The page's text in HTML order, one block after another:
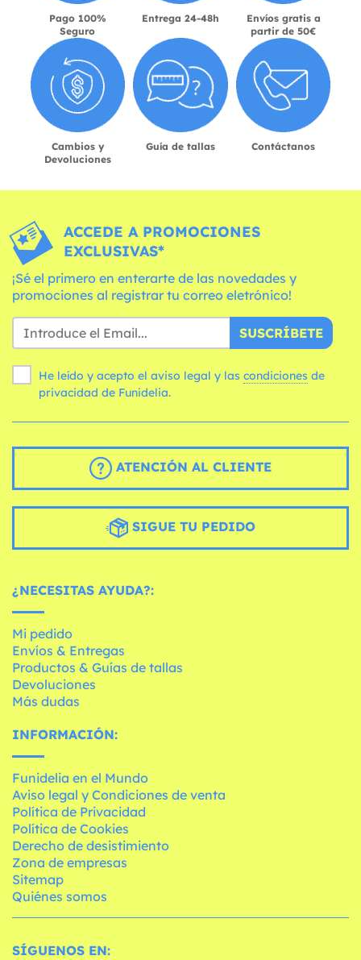
Pago 100%
Seguro
Entrega 24-48h
Envíos gratis a
partir de 50€
Cambios y
Devoluciones
Guía de tallas Contáctanos
ACCEDE A PROMOCIONES
EXCLUSIVAS*
¡Sé el primero en enterarte de las novedades y
promociones al registrar tu correo eletrónico!
SUSCRÍBETE
He leído y acepto el aviso legal y las condiciones
privacidad de Funidelia.
ATENCIÓN AL CLIENTE
SIGUE TU PEDIDO
¿NECESITAS AYUDA?:
Mi pedido
Envíos & Entregas
Productos & Guías de tallas
Devoluciones
Más dudas
INFORMACIÓN:
Funidelia en el Mundo
Aviso legal y Condiciones de venta
Política de Privacidad
Política de Cookies
Derecho de desistimiento
Zona de empresas
Sitemap
Quiénes somos
SÍGUENOS EN: